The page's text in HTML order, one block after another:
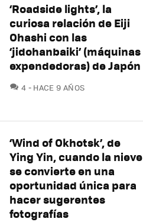
‘Roadside lights’, la
curiosa relación de Eiji
Ohashi con las
‘jidohanbaiki’ (máquinas
expendedoras) de Japón
4 COMENTARIOS
HACE 9 AÑOS
‘Wind of Okhotsk’, de
Ying Yin, cuando la nieve
se convierte en una
oportunidad única para
hacer sugerentes
fotografías